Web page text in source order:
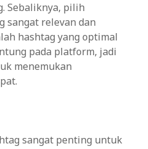
Sebaliknya, pilih
sangat relevan dan
hashtag yang optimal
pada platform, jadi
menemukan
sangat penting untuk